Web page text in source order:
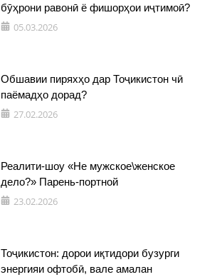
бӯҳрони равонӣ ё фишорҳои иҷтимоӣ?
05.03.2026
Обшавии пиряхҳо дар Тоҷикистон чӣ
паёмадҳо дорад?
27.02.2026
Реалити-шоу «Не мужское\женское
дело?» Парень-портной
23.02.2026
Тоҷикистон: дорои иқтидори бузурги
энергияи офтобӣ, вале амалан